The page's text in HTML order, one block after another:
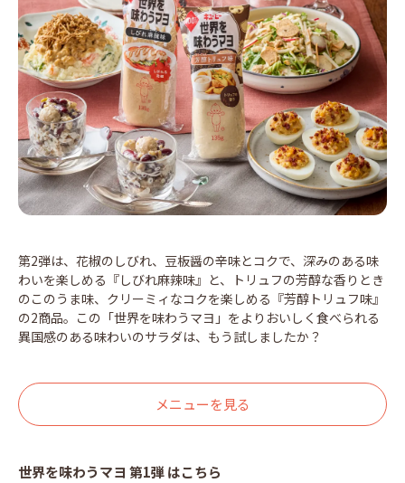
第2弾は、花椒のしびれ、豆板醤の辛味とコクで、深みのある味
わいを楽しめる『しびれ麻辣味』と、トリュフの芳醇な香りとき
のこのうま味、クリーミィなコクを楽しめる『芳醇トリュフ味』
の2商品。この「世界を味わうマヨ」をよりおいしく食べられる
異国感のある味わいのサラダは、もう試しましたか？
メニューを見る
世界を味わうマヨ 第1弾 はこちら